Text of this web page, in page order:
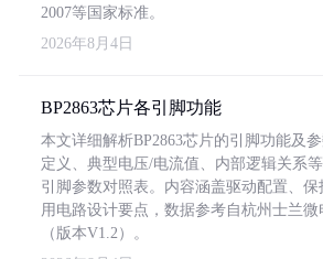
2007等国家标准。
2026年8月4日
BP2863芯片各引脚功能
本文详细解析BP2863芯片的引脚功能及
定义、典型电压/电流值、内部逻辑关系
引脚参数对照表。内容涵盖驱动配置、保
用电路设计要点，数据参考自杭州士兰微
（版本V1.2）。